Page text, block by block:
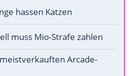
hassen Katzen
muss Mio-Strafe zahlen
Arcade-